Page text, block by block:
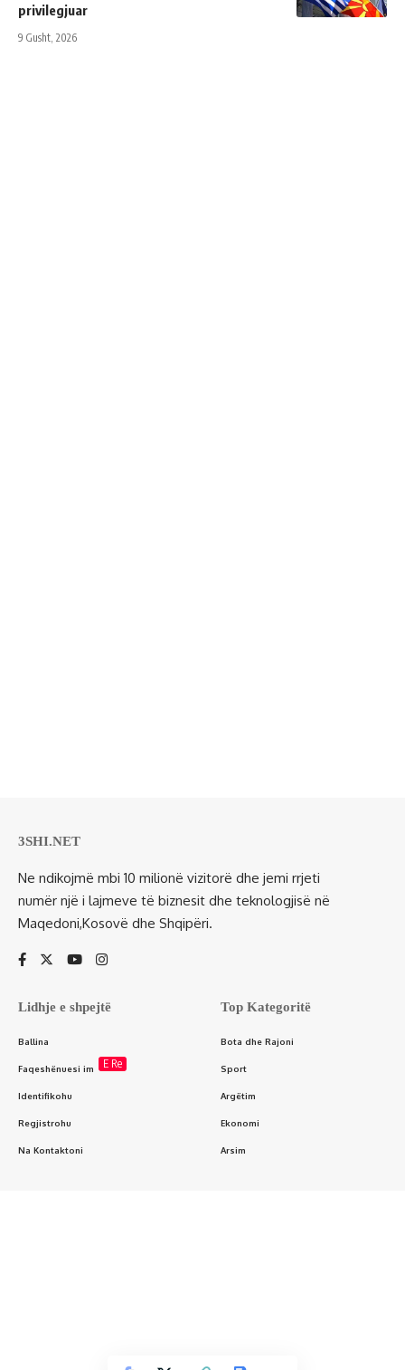
privilegjuar
9 Gusht, 2026
3SHI.NET
Ne ndikojmë mbi 10 milionë vizitorë dhe jemi rrjeti
numër një i lajmeve të biznesit dhe teknologjisë në
Maqedoni,Kosovë dhe Shqipëri.
Lidhje e shpejtë
Ballina
Faqeshënuesi im E Re
Identifikohu
Regjistrohu
Na Kontaktoni
Top Kategoritë
Bota dhe Rajoni
Sport
Argëtim
Ekonomi
Arsim